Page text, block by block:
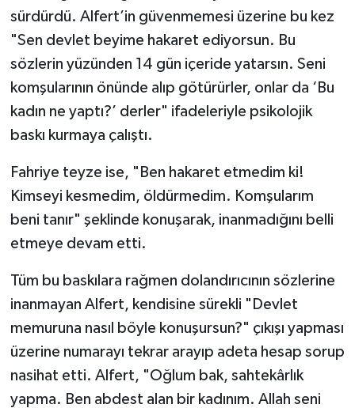
sürdürdü. Alfert’in güvenmemesi üzerine bu kez
"Sen devlet beyime hakaret ediyorsun. Bu
sözlerin yüzünden 14 gün içeride yatarsın. Seni
komşularının önünde alıp götürürler, onlar da ‘Bu
kadın ne yaptı?’ derler" ifadeleriyle psikolojik
baskı kurmaya çalıştı.
Fahriye teyze ise, "Ben hakaret etmedim ki!
Kimseyi kesmedim, öldürmedim. Komşularım
beni tanır" şeklinde konuşarak, inanmadığını belli
etmeye devam etti.
Tüm bu baskılara rağmen dolandırıcının sözlerine
inanmayan Alfert, kendisine sürekli "Devlet
memuruna nasıl böyle konuşursun?" çıkışı yapması
üzerine numarayı tekrar arayıp adeta hesap sorup
nasihat etti. Alfert, "Oğlum bak, sahtekârlık
yapma. Ben abdest alan bir kadınım. Allah seni